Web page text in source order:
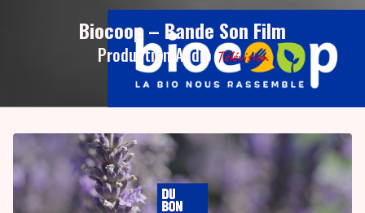
Biocoop – Bande Son Film
Production AudioTélévision